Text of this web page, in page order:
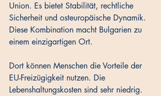
Union. Es bietet Stabilität, rechtliche
Sicherheit und osteuropäische Dynamik.
Diese Kombination macht Bulgarien zu
einem einzigartigen Ort.
Dort können Menschen die Vorteile der
EU-Freizügigkeit nutzen. Die
Lebenshaltungskosten sind sehr niedrig.